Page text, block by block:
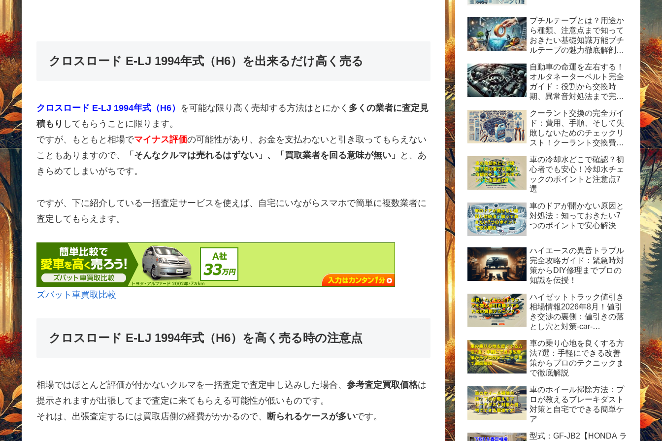
クロスロード E-LJ 1994年式（H6）を出来るだけ高く売る
クロスロード E-LJ 1994年式（H6） を可能な限り高く売却する方法はとにかく 多くの業者に査定見
積もり してもらうことに限ります。
ですが、もともと相場でマイナス評価の可能性があり、お金を支払わないと引き取ってもらえない
こともありますので、
「そんなクルマは売れるはずない」、「買取業者を回る意味が無い」
と、あ
きらめてしまいがちです。
ですが、下に紹介している一括査定サービスを使えば、自宅にいながらスマホで簡単に複数業者に
査定してもらえます。
ズバット車買取比較
クロスロード E-LJ 1994年式（H6）を高く売る時の注意点
相場ではほとんど評価が付かないクルマを一括査定で査定申し込みした場合、 参考査定買取価格は
提示されますが出張してまで査定に来てもらえる可能性が低いものです。
それは、出張査定するには買取店側の経費がかかるので、 断られるケースが多いです。
ブチルテープとは？用途か
ら種類、注意点まで知って
おきたい基礎知識万能ブチ
ルテープの魅力徹底解剖！
定版ガイド
自動車の命運を左右する！
オルタネーターベルト完全
ガイド：役割から交換時
期、異常音対処法まで完全
クーラント交換の完全ガイ
ド：費用、手順、そして失
敗しないためのチェックリ
スト！クーラント交換費用
の手順と方法を紹介。
車の冷却水どこで確認？初
心者でも安心！冷却水チェ
ックのポイントと注意点7
選
車のドアが開かない原因と
対処法：知っておきたい7
つのポイントで安心解決
ハイエースの異音トラブル
完全攻略ガイド：緊急時対
策からDIY修理までプロの
知識を伝授！
ハイゼットトラック値引き
相場情報2026年8月！値引
き交渉の裏側：値引きの落
とし穴と対策-car-
車の乗り心地を良くする方
法7選：手軽にできる改善
策からプロのテクニックま
で徹底解説
車のホイール掃除方法：プ
ロが教えるブレーキダスト
対策と自宅でできる簡単ケ
ア
型式：GF-JB2【HONDA ラ